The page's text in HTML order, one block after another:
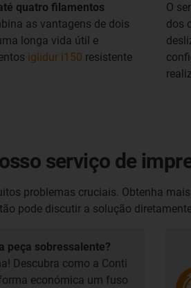
quatro filamentos
as vantagens de dois
longa vida útil e
iglidur i150 resistente
O
dos
serviço de
problemas cruciais. Obtenha
pode discutir a solução
peça sobressalente?
Descubra como a Conti
económica um fuso